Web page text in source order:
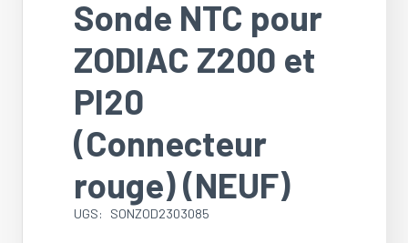
Sonde NTC pour
ZODIAC Z200 et
PI20
(Connecteur
rouge) (NEUF)
UGS: SONZOD2303085